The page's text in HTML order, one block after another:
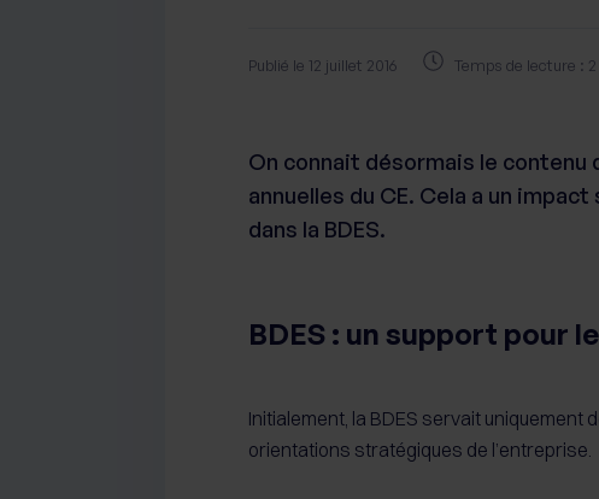
Publié le 12 juillet 2016 Temps de lecture :
On connait désormais le
annuelles du CE. Cela a un
dans la BDES.
BDES : un support pour
Initialement, la BDES servait uniquement
orientations stratégiques de l’entreprise.